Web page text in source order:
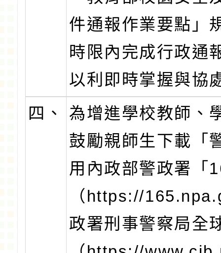
件通報作業要點」
時限內完成行政通
以利即時掌握與協
四、
為增進學校教師、
鼓勵親師生下載「
用內政部警政署「
（https://
政署刑事警察局全